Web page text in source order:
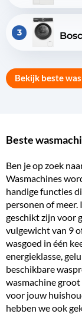
3
Bekijk beste
Beste
Ben je op zoek
Wasmachines
handige functies
personen of
geschikt zijn voor
vulgewicht van 9
wasgoed in één
energieklasse,
beschikbare
wasmachine groot
voor jouw
hebben we ook